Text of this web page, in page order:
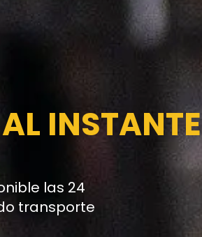
INSTANTE
las 24
transporte